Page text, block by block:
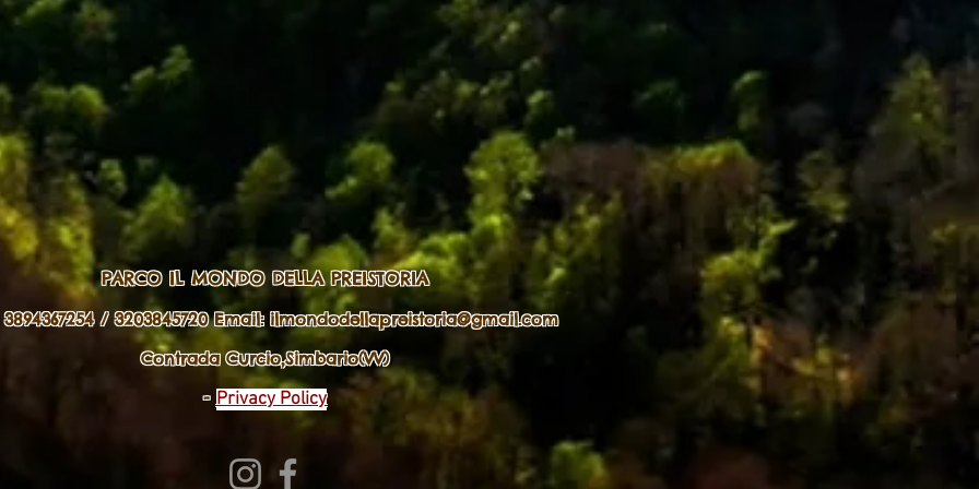
PARCO IL MONDO DELLA PREISTORIA
3894367254 / 3203845720 Email: ilmondodellapreistoria@gmail.com
Contrada Curcio,Simbario(VV)
- Privacy Policy